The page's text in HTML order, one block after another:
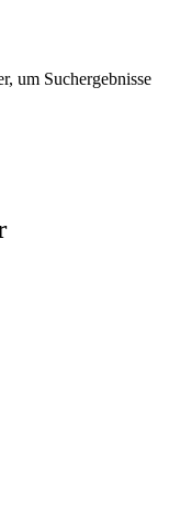
um Suchergebnisse